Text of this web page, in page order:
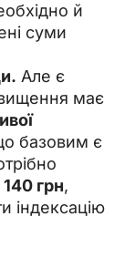
й
суми
Але є
має
базовим є
грн,
індексацію